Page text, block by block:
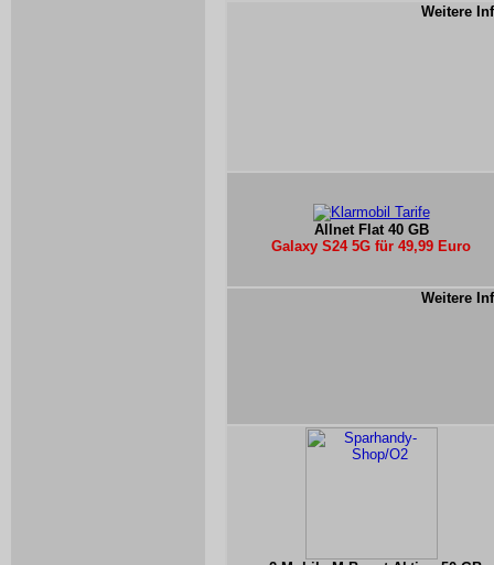
Weitere
Allnet Flat 40 GB
Galaxy S24 5G für 49,99 Euro
Weitere